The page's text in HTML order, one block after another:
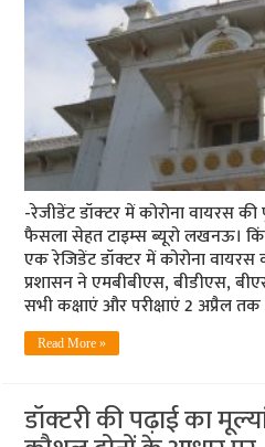
-रेजीडेंट डॉक्‍टर में कोरोना वायरस की
फैसला सेहत टाइम्‍स ब्‍यूरो लखनऊ। किंग
एक रेजिडेंट डॉक्टर में कोरोना
प्रशासन ने एमबीबीएस, बीडीएस,
सभी कक्षाएं और परीक्षाएं 2 अप्रैल
Read More »
डॉक्‍टरी की पढ़ाई का